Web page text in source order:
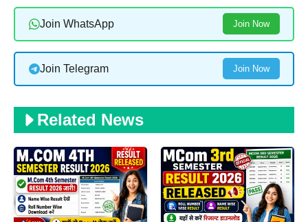
Join WhatsApp Join Now
Join Telegram Join Now
Related News